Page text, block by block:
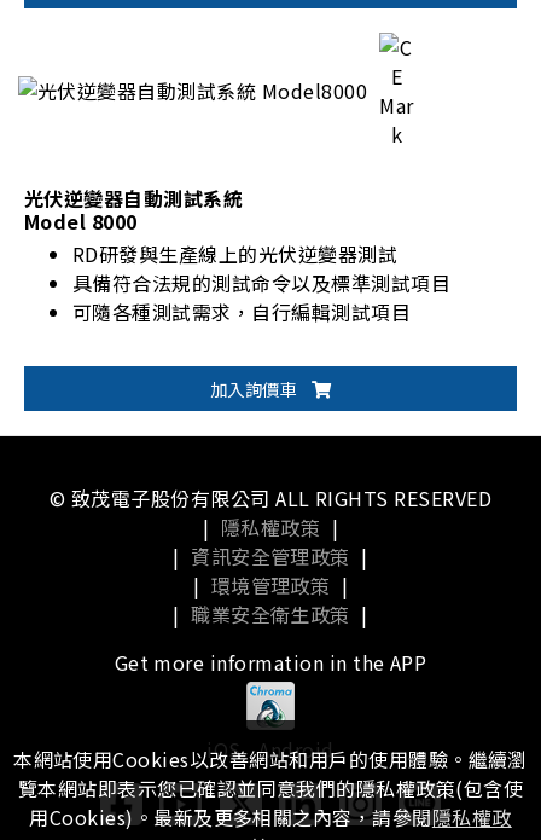
光伏逆變器自動測試系統
Model 8000
RD研發與生產線上的光伏逆變器測試
具備符合法規的測試命令以及標準測試項目
可隨各種測試需求，自行編輯測試項目
加入詢價車
© 致茂電子股份有限公司 ALL RIGHTS RESERVED
| 隱私權政策 |
| 資訊安全管理政策 |
| 環境管理政策 |
| 職業安全衛生政策 |
Get more information in the APP
iOS Android
本網站使用Cookies以改善網站和用戶的使用體驗。繼續瀏
覽本網站即表示您已確認並同意我們的隱私權政策(包含使
用Cookies)。最新及更多相關之內容，請參閱隱私權政